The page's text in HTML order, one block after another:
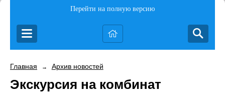
Перейти на полную версию
Главная → Архив новостей
Экскурсия на комбинат